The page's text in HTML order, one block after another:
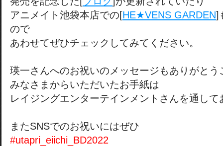
アニメイト池袋本店での[HE★VENS GARDEN]
ので
あわせてぜひチェックしてみてください。
瑛一さんへのお祝いのメッセージもありがとう
みなさまからいただいたお手紙は
レイジングエンターテインメントさんを通して
またSNSでのお祝いにはぜひ
#utapri_eiichi_BD2022